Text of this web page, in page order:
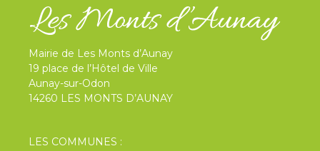
Mairie de Les Monts d’Aunay
19 place de l’Hôtel de Ville
Aunay-sur-Odon
14260 LES MONTS D’AUNAY
LES COMMUNES :